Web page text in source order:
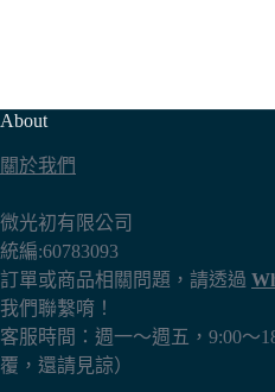
About
關於我們
微光初有限公司
統編:60783093
訂單或商品相關問題，請透過
我們聯繫唷！
客服時間：週一～週五，9:00～
覆，還請見諒）